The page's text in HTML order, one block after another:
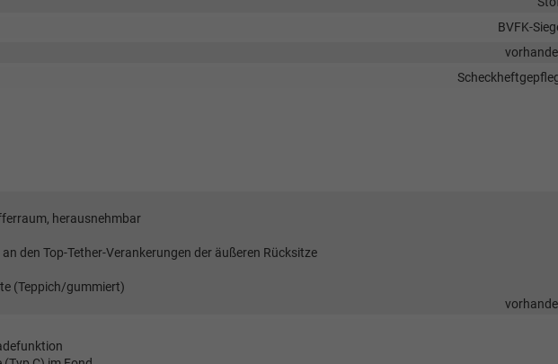
BVFK-
herausnehmbar
den Top-Tether-Verankerungen der äußeren Rücksitze
(Teppich/gummiert)